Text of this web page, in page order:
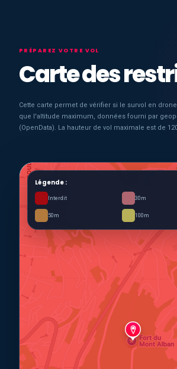
PRÉPAREZ VOTRE VOL
Carte des
Cette carte permet de vérifier si le survol en
que l'altitude maximum, données fourni par
(OpenData). La hauteur de vol maximale est de
Légende :
Interdit 30m
50m 100m